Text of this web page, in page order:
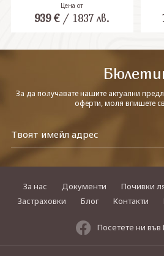
Елзас и Рейн -
ренесанс, готика и
Цена от
939 €/ 1837 лв.
За да получавате нашите актуални
оферти, моля впишете
За нас Документи Почивки
Застраховки
Блог Контакти
Посетете ни във